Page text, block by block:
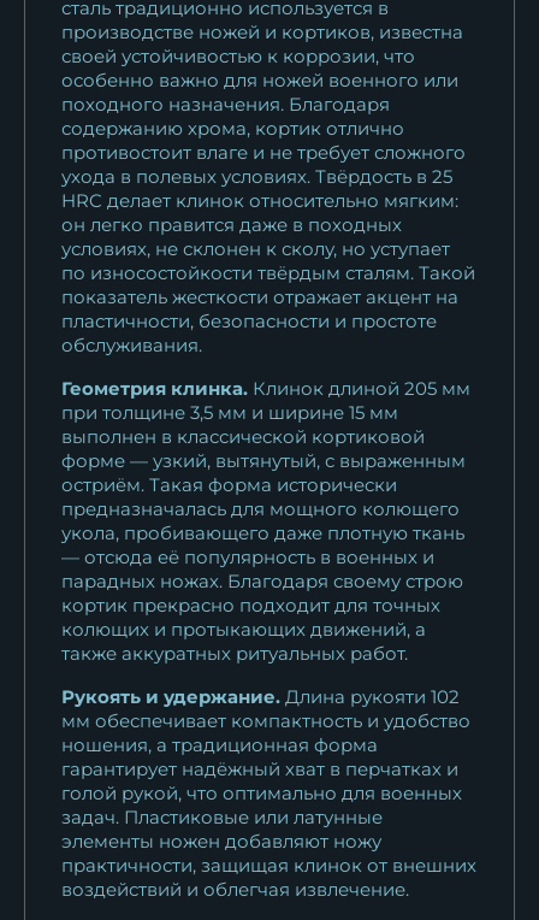
Кортик офицерский
Общевойсковой
10 435₽
Кортик офицерский
Подводника
10 435₽
Кортик офицерский
Инженерных войск
10 435
Кортик офицерский
Пожарной службы
10 435₽
Кортик офицерский ГРУ
(главное...
10 435₽
Кортик офицерский
Таможенной службы
Кортик офицерский ВМФ
(военно-морской...
10 435₽
Кортик офицерский
Дорожной полиции (ГАИ)
сталь традиционно используется в
производстве ножей и кортиков, известна
своей устойчивостью к коррозии, что
особенно важно для ножей военного или
походного назначения. Благодаря
содержанию хрома, кортик отлично
противостоит влаге и не требует сложного
ухода в полевых условиях. Твёрдость в 25
HRC делает клинок относительно мягким:
он легко правится даже в походных
условиях, не склонен к сколу, но уступает
по износостойкости твёрдым сталям. Такой
показатель жесткости отражает акцент на
пластичности, безопасности и простоте
обслуживания.
Геометрия клинка. Клинок длиной 205 мм
при толщине 3,5 мм и ширине 15 мм
выполнен в классической кортиковой
форме — узкий, вытянутый, с выраженным
остриём. Такая форма исторически
предназначалась для мощного колющего
укола, пробивающего даже плотную ткань
— отсюда её популярность в военных и
парадных ножах. Благодаря своему строю
кортик прекрасно подходит для точных
колющих и протыкающих движений, а
также аккуратных ритуальных работ.
Рукоять и удержание. Длина рукояти 102
мм обеспечивает компактность и удобство
ношения, а традиционная форма
гарантирует надёжный хват в перчатках и
голой рукой, что оптимально для военных
задач. Пластиковые или латунные
элементы ножен добавляют ножу
практичности, защищая клинок от внешних
воздействий и облегчая извлечение.